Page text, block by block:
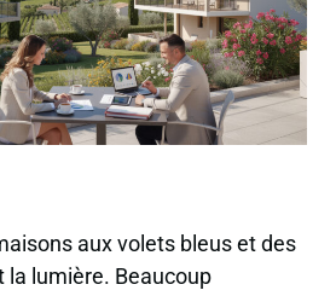
aux volets bleus et des
la lumière. Beaucoup